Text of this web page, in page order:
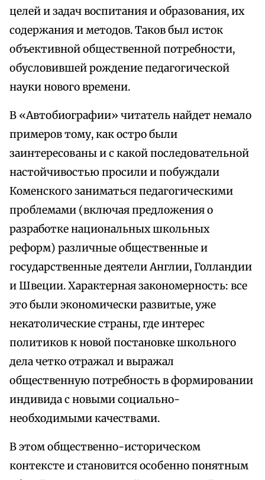
целей и задач воспитания и образования, их
содержания и методов. Таков был исток
объективной общественной потребности,
обусловившей рождение педагогической
науки нового времени.
В «Автобиографии» читатель найдет немало
примеров тому, как остро были
заинтересованы и с какой последовательной
настойчивостью просили и побуждали
Коменского заниматься педагогическими
проблемами (включая предложения о
разработке национальных школьных
реформ) различные общественные и
государственные деятели Англии, Голландии
и Швеции. Характерная закономерность: все
это были экономически развитые, уже
некатолические страны, где интерес
политиков к новой постановке школьного
дела четко отражал и выражал
общественную потребность в формировании
индивида с новыми социально-
необходимыми качествами.
В этом общественно-историческом
контексте и становится особенно понятным